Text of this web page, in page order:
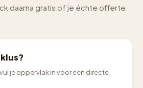
daarna gratis of je échte offerte
je oppervlak in voor een directe